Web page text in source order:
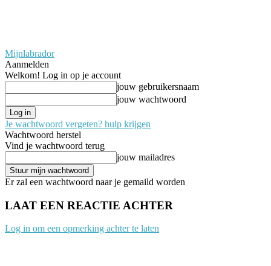
Mijnlabrador
Aanmelden
Welkom! Log in op je account
jouw gebruikersnaam
jouw wachtwoord
Je wachtwoord vergeten? hulp krijgen
Wachtwoord herstel
Vind je wachtwoord terug
jouw mailadres
Er zal een wachtwoord naar je gemaild worden
LAAT EEN REACTIE ACHTER
Log in om een opmerking achter te laten